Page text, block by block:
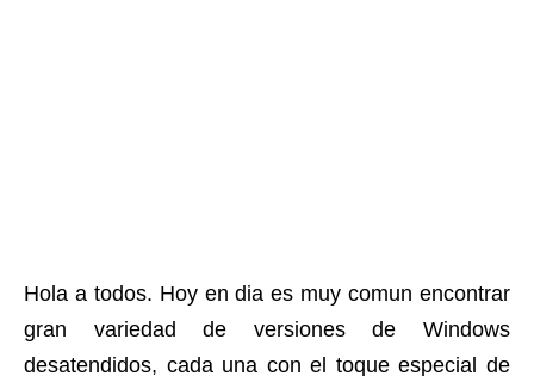
Hola a todos. Hoy en dia es muy comun encontrar
gran variedad de versiones de Windows
desatendidos, cada una con el toque especial de